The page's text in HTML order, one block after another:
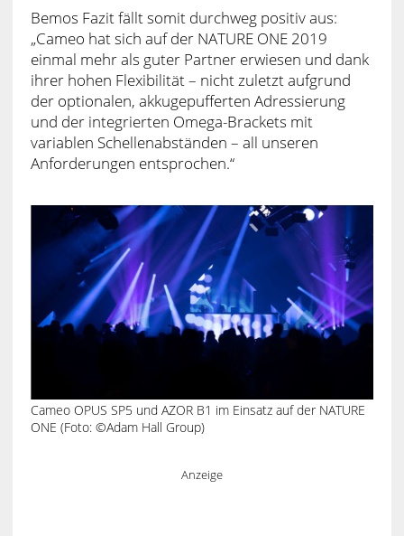
Bemos Fazit fällt somit durchweg positiv aus:
„Cameo hat sich auf der NATURE ONE 2019
einmal mehr als guter Partner erwiesen und dank
ihrer hohen Flexibilität – nicht zuletzt aufgrund
der optionalen, akkugepufferten Adressierung
und der integrierten Omega-Brackets mit
variablen Schellenabständen – all unseren
Anforderungen entsprochen.“
Cameo OPUS SP5 und AZOR B1 im Einsatz auf der NATURE
ONE (Foto: ©Adam Hall Group)
Anzeige